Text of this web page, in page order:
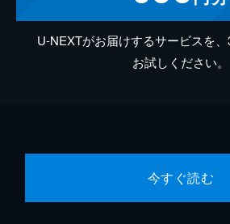
U-NEXTがお届けするサービスを
お試しください。
今すぐ読む